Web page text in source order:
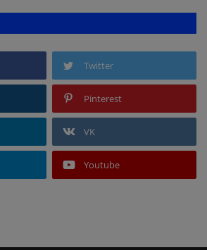
Twitter
Pinterest
VK
Youtube